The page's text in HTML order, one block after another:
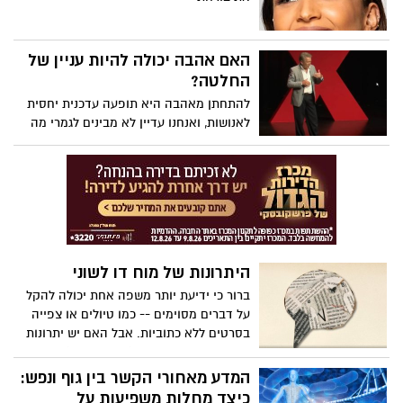
המאזינים.
האם אהבה יכולה להיות עניין של
החלטה?
להתחתן מאהבה היא תופעה עדכנית יחסית
לאנושות, ואנחנו עדיין לא מבינים לגמרי מה
המשמעות של בניית מערכות יחסים מוצלחות,
אומר הסופר והפסיכיאטר ג'ורג' בלייר-ווסט.
מתוך ניסיונו הרב בעבודה עם זוגות, הוא חולק
ארבע שאלות שכל זוג צריך לשאול את עצמו
לפני שקושר את הקשר - ומדגיש ממצאים
מפתיעים לגבי האופן שבו הנישואים מתחילים
היתרונות של מוח דו לשוני
ברור כי ידיעת יותר משפה אחת יכולה להקל
על דברים מסוימים -- כמו טיולים או צפייה
בסרטים ללא כתוביות. אבל האם יש יתרונות
המחנכת מיה נקמולי מפרטת את שלושת סוגי
המוחות הדו-לשוניים ומראה כיצד ידיעת יותר
המדע מאחורי הקשר בין גוף ונפש: